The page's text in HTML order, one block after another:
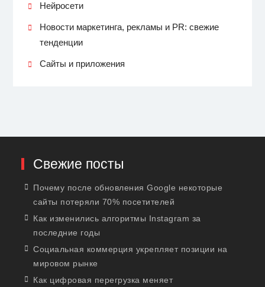
Нейросети
Новости маркетинга, рекламы и PR: свежие
тенденции
Сайты и приложения
Свежие посты
Почему после обновления Google некоторые
сайты потеряли 70% посетителей
Как изменились алгоритмы Instagram за
последние годы
Социальная коммерция укрепляет позиции на
мировом рынке
Как цифровая перегрузка меняет